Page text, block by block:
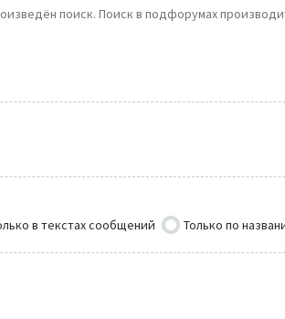
поиск. Поиск в подфорумах
в текстах сообщений Только по